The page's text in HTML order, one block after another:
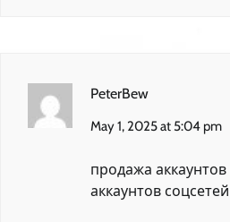
PeterBew
May 1, 2025 at 5:04 pm
продажа аккаунтов
аккаунтов соцсетей